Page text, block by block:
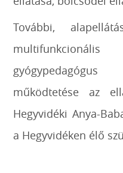
További,
működtetése az
Hegyvidéki Anya-
a Hegyvidéken élő